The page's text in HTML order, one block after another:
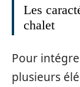
Les
chalet
Pour
plusieurs